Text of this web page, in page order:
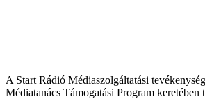
A Start Rádió Médiaszolgáltatási
Médiatanács Támogatási Program keretében